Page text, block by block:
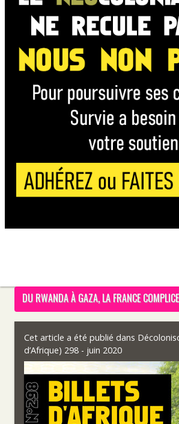
DU RWANDA À GAZA, LA FRANCE
Cet article a été publié dans
d’Afrique) 298 - juin 2020